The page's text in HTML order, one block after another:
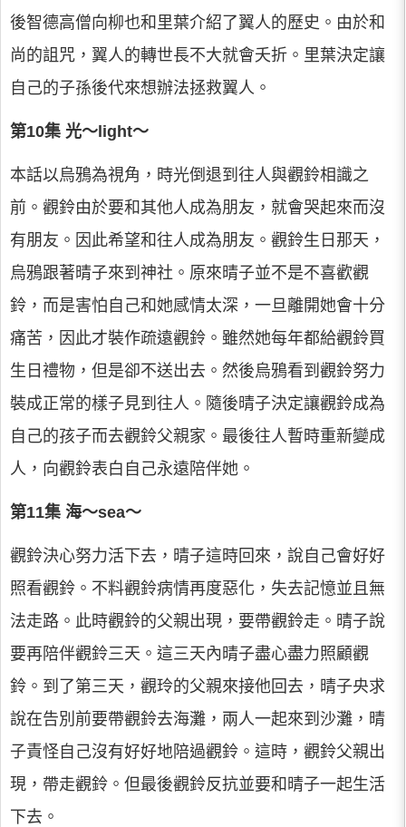
後智德高僧向柳也和里葉介紹了翼人的歷史。由於和
尚的詛咒，翼人的轉世長不大就會夭折。里葉決定讓
自己的子孫後代來想辦法拯救翼人。
第10集 光～light～
本話以烏鴉為視角，時光倒退到往人與觀鈴相識之
前。觀鈴由於要和其他人成為朋友，就會哭起來而沒
有朋友。因此希望和往人成為朋友。觀鈴生日那天，
烏鴉跟著晴子來到神社。原來晴子並不是不喜歡觀
鈴，而是害怕自己和她感情太深，一旦離開她會十分
痛苦，因此才裝作疏遠觀鈴。雖然她每年都給觀鈴買
生日禮物，但是卻不送出去。然後烏鴉看到觀鈴努力
裝成正常的樣子見到往人。隨後晴子決定讓觀鈴成為
自己的孩子而去觀鈴父親家。最後往人暫時重新變成
人，向觀鈴表白自己永遠陪伴她。
第11集 海～sea～
觀鈴決心努力活下去，晴子這時回來，說自己會好好
照看觀鈴。不料觀鈴病情再度惡化，失去記憶並且無
法走路。此時觀鈴的父親出現，要帶觀鈴走。晴子說
要再陪伴觀鈴三天。這三天內晴子盡心盡力照顧觀
鈴。到了第三天，觀玲的父親來接他回去，晴子央求
說在告別前要帶觀鈴去海灘，兩人一起來到沙灘，晴
子責怪自己沒有好好地陪過觀鈴。這時，觀鈴父親出
現，帶走觀鈴。但最後觀鈴反抗並要和晴子一起生活
下去。